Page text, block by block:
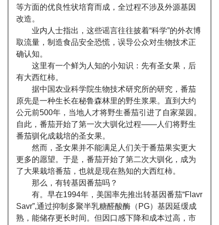
等方面的优良性状培育而成，全过程不涉及外源基因
改造。
业内人士指出，这些谣言往往披着“科学”的外衣博
取流量，制造食品安全恐慌，误导公众对生物技术正
确认知。
这里有一个鲜为人知的小知识：先有圣女果，后
有大西红柿。
据中国农业科学院生物技术研究所的研究，番茄
原先是一种生长在秘鲁森林里的野生浆果。直到大约
公元前500年，当地人才将野生番茄引进了自家菜园。
自此，番茄开始了第一次大驯化过程——人们将野生
番茄驯化成栽培的圣女果。
然而，圣女果并不能满足人们关于番茄果实更大
更多的愿望。于是，番茄开始了第二次大驯化，成为
了大果栽培番茄，也就是现在熟知的大西红柿。
那么，有转基因番茄吗？
有。早在1994年，美国率先推出转基因番茄“Flavr
Savr”,通过抑制多聚半乳糖醛酸酶（PG）基因延缓成
熟，能储存更长时间。但因口感下降和成本过高，市